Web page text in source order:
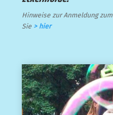
Hinweise zur Anmeldung zum
Sie > hier